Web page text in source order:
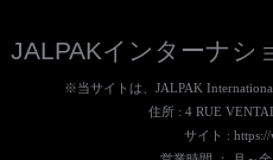
JALPAKインターナ
※当サイトは、JALPAK
住所 : 4 RUE
サイト :